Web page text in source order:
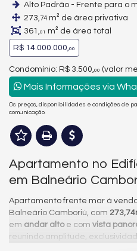
Alto Padrão - Frente para o
273,74 m² de área privativa
361,01 m² de área total
R$ 14.000.000,00
Condomínio: R$ 3.500, 00 (valor
Mais Informações via
Os preços, disponibilidades e condições de
comunicação.
Apartamento no
em Balneário
Apartamento frente mar à
Balneário Camboriú, com
em andar altoe com vista
reunindo amplitude,